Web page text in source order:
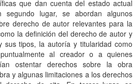
que dan cuenta del estado actual
segundo lugar, se abordan algunos
derecho de autor relevantes para la
la definición del derecho de autor y
sus tipos, la autoría y titularidad como
al creador o a quienes
ostentar derechos sobre la obra
y algunas limitaciones a los derechos